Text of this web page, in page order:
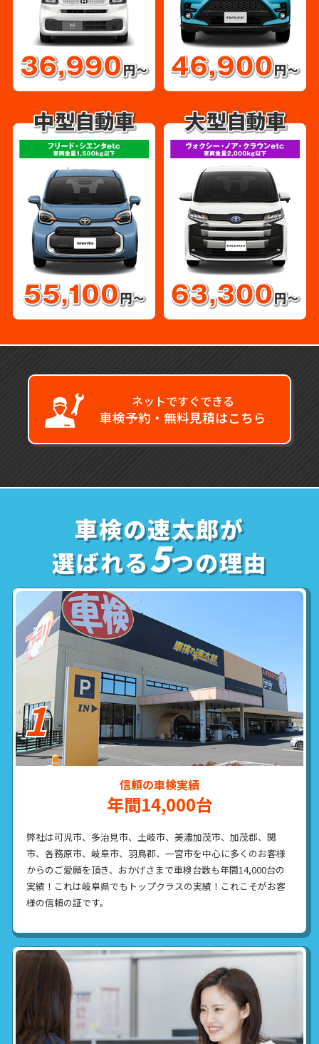
ネットですぐできる
車検予約・無料見積はこちら
車検の速太郎が
選ばれる5つの理由
信頼の車検実績
年間14,000台
弊社は可児市、多治見市、土岐市、美濃加茂市、加茂郡、関
市、各務原市、岐阜市、羽鳥郡、一宮市を中心に多くのお客様
からのご愛願を頂き、おかげさまで車検台数も年間14,000台の
実績！これは岐阜県でもトップクラスの実績！これこそがお客
様の信頼の証です。